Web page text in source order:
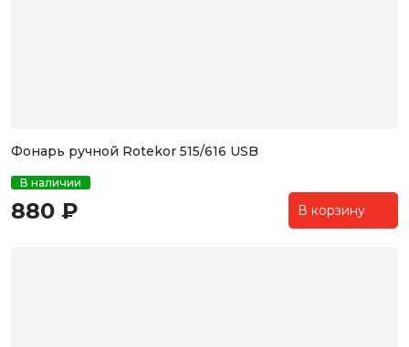
Фонарь ручной Rotekor 515/616 USB
В наличии
880 ₽ В корзину